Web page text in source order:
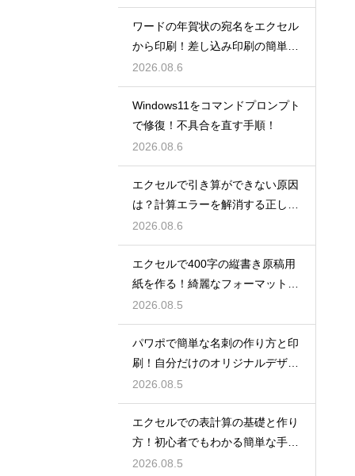
ワードの年賀状の宛名をエクセル
から印刷！差し込み印刷の簡単手
順！
2026.08.6
Windows11をコマンドプロンプト
で修復！不具合を直す手順！
2026.08.6
エクセルで引き算ができない原因
は？計算エラーを解消する正しい
手順
2026.08.6
エクセルで400字の縦書き原稿用
紙を作る！綺麗なフォーマット
術！
2026.08.5
パワポで簡単な名刺の作り方と印
刷！自分だけのオリジナルデザイ
ン
2026.08.5
エクセルでの表計算の基礎と作り
方！初心者でもわかる簡単な手順
を紹介
2026.08.5